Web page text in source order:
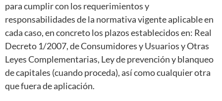
para cumplir con los requerimientos y
responsabilidades de la normativa vigente aplicable en
cada caso, en concreto los plazos establecidos en: Real
Decreto 1/2007, de Consumidores y Usuarios y Otras
Leyes Complementarias, Ley de prevención y blanqueo
de capitales (cuando proceda), así como cualquier otra
que fuera de aplicación.